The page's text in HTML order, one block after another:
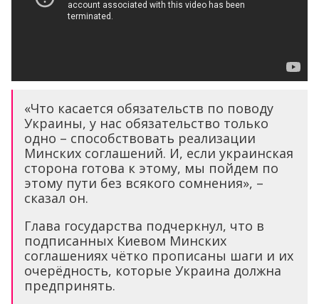
«Что касается обязательств по поводу
Украины, у нас обязательство только
одно – способствовать реализации
Минских соглашений. И, если украинская
сторона готова к этому, мы пойдем по
этому пути без всякого сомнения», –
сказал он.
Глава государства подчеркнул, что в
подписанных Киевом Минских
соглашениях чётко прописаны шаги и их
очерёдность, которые Украина должна
предпринять.